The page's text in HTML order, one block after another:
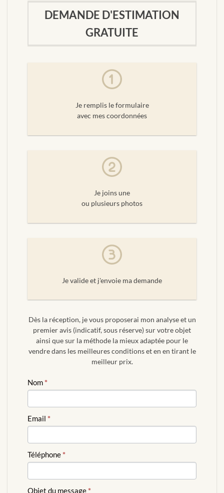
DEMANDE D'ESTIMATION
GRATUITE
Je remplis le formulaire
avec mes coordonnées
Je joins une
ou plusieurs photos
Je valide et j'envoie ma demande
Dès la réception, je vous proposerai mon analyse et un
premier avis (indicatif, sous réserve) sur votre objet
ainsi que sur la méthode la mieux adaptée pour le
vendre dans les meilleures conditions et en en tirant le
meilleur prix.
ESTIMATION
GRATUITE
Nom*
Email *
Téléphone*
Objet du message*